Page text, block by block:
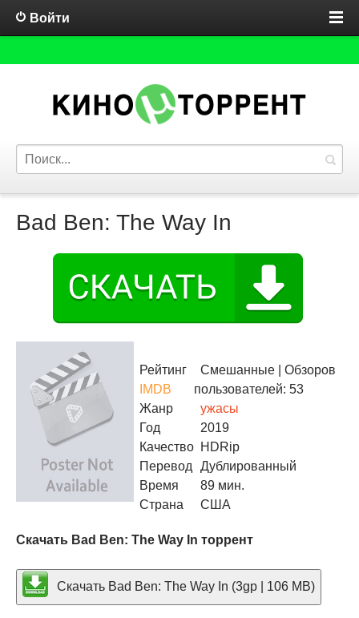
Войти
Bad Ben: The Way In
Рейтинг
IMDB
Смешанные | Обзоров
пользователей: 53
Жанр
ужасы
Год
2019
Качество HDRip
Перевод
Дублированный
Время
89 мин.
Страна
США
Скачать Bad Ben: The Way In торрент
Скачать Bad Ben: The Way In (3gp | 106 MB)